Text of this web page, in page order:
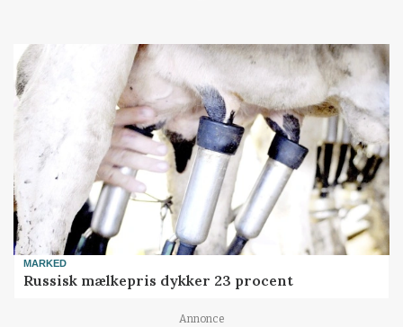
MARKED
Russisk mælkepris dykker 23 procent
Annonce